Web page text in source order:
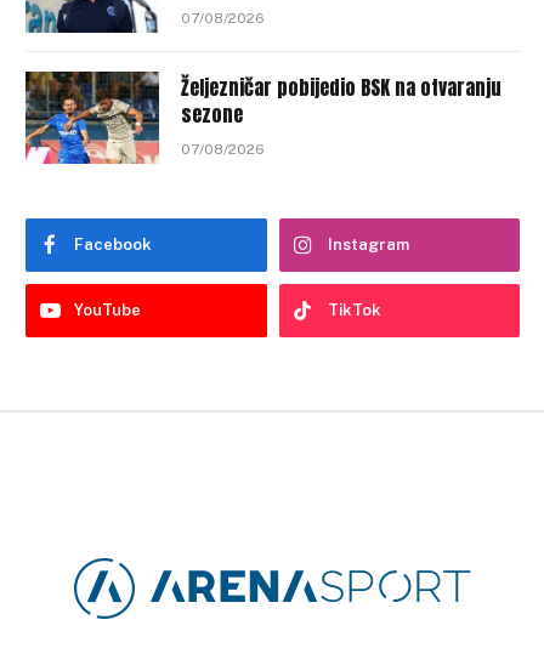
07/08/2026
Željezničar pobijedio BSK na otvaranju
sezone
07/08/2026
Facebook Instagram
YouTube TikTok